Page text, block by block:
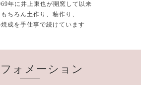
年に井上東也が開窯して以来
ちろん土作り、釉作り、
成を手仕事で続けています
ォメーション